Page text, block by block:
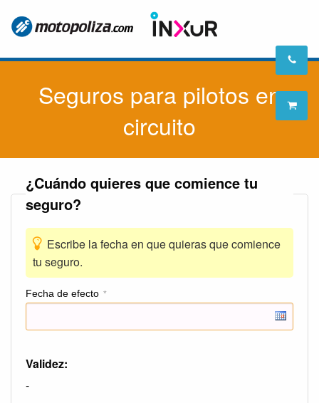
Seguros para pilotos en
circuito
¿Cuándo quieres que comience tu
seguro?
Escribe la fecha en que quieras que comience
tu seguro.
Fecha de efecto *
Validez:
-